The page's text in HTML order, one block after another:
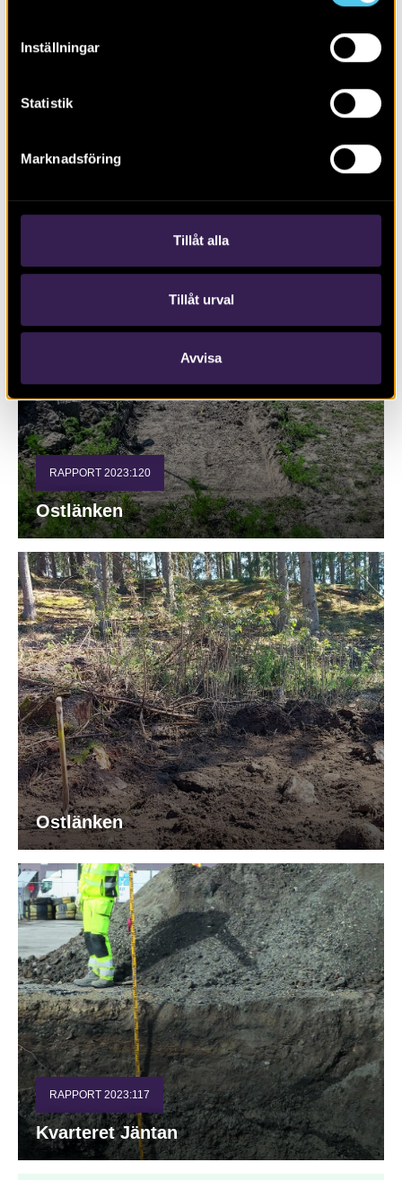
Inställningar
Statistik
Marknadsföring
Tillåt alla
Tillåt urval
Avvisa
Ny bebyggelse genom skogsområdet
Lunsen
RAPPORT 2023:120
Ostlänken
Ostlänken
RAPPORT 2023:117
Kvarteret Jäntan